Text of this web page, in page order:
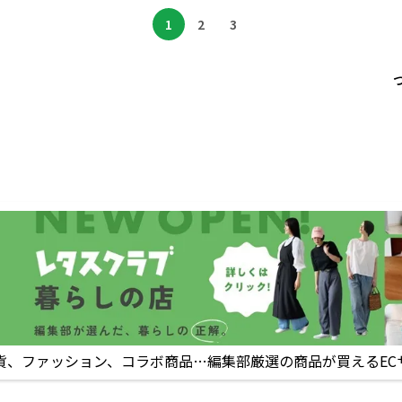
1 2 3
、ファッション、コラボ商品…編集部厳選の商品が買えるEC